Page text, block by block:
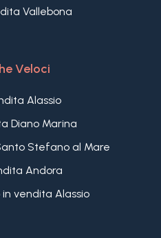
Vallebona
Veloci
Alassio
Diano Marina
Stefano al Mare
Andora
vendita Alassio